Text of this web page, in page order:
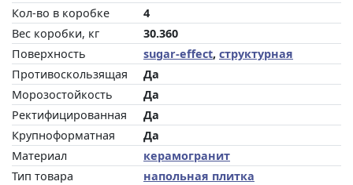
Кол-во в коробке
4
Вес коробки, кг
30.360
Поверхность
sugar-effect, структурная
Противоскользящая
Да
Морозостойкость
Да
Ректифицированная
Да
Крупноформатная
Да
Материал
керамогранит
Тип товара
напольная плитка